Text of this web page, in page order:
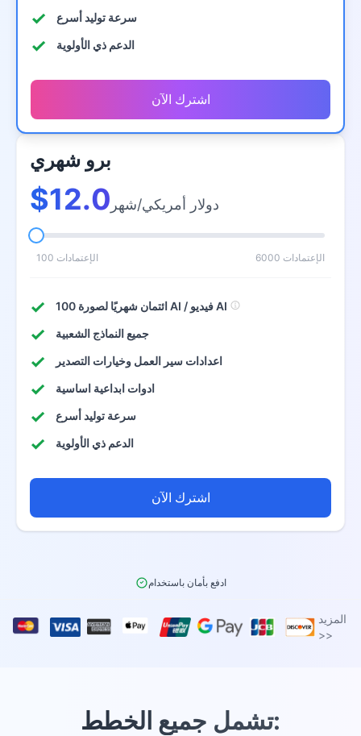
سرعة توليد أسرع
الدعم ذي الأولوية
اشترك الآن
برو شهري
$12.0 دولار أمريكي/شهر
100 الإعتمادات 6000 الإعتمادات
100 ائتمان شهريًا لصورة AI / فيديو AI
جميع النماذج الشعبية
اعدادات سير العمل وخيارات التصدير
ادوات ابداعية اساسية
سرعة توليد أسرع
الدعم ذي الأولوية
اشترك الآن
ادفع بأمان باستخدام
المزيد
>>
تشمل جميع الخطط: